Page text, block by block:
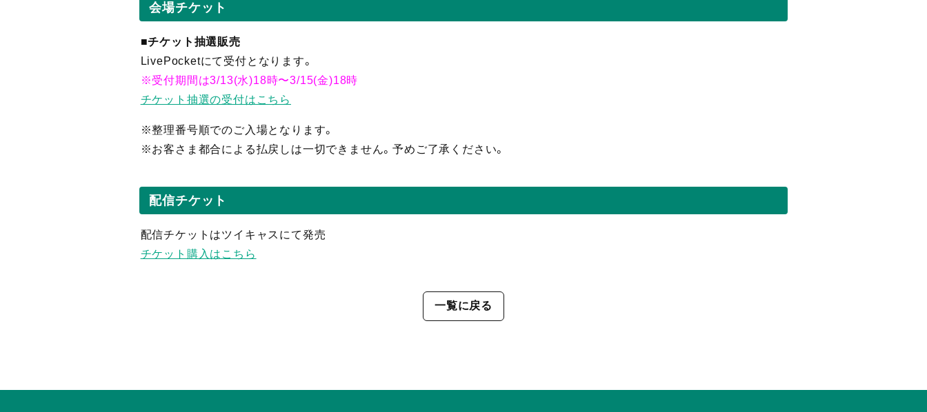
会場チケット
■チケット抽選販売
LivePocketにて受付となります。
※受付期間は3/13(水)18時〜3/15(金)18時
チケット抽選の受付はこちら
※整理番号順でのご入場となります。
※お客さま都合による払戻しは一切できません。予めご了承ください。
配信チケット
配信チケットはツイキャスにて発売
チケット購入はこちら
一覧に戻る